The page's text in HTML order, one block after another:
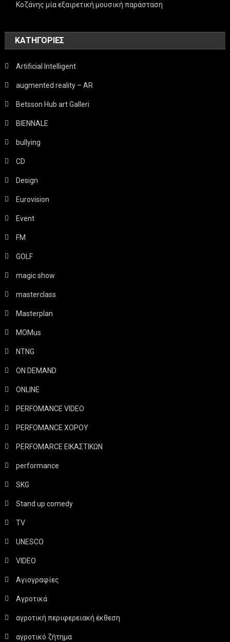
Κοζάνης μία εξαιρετική μουσική παράσταση
KΑΤΗΓΟΡΊΕΣ
Artificial Intelligent
augmented reality – AR
Betsson Hub art Galleri
BIENNALE
bullying
CD
Design
Eurovision
Event
FM
GOLF
magic show
masterclass
Masterplan
MOMus
NTNG
ON DEMAND
ONLINE
PERFOMANCE VIDEO
PERFOMANCE ΧΟΡΟΥ
PERFOMARCE ΕΙΚΑΣΤΙΚΩΝ
performance
SKG
Stand up comedy
TV
UNESCO
VIDEO
Αγιογραφίες
Αγροτικά
αγροτική περιφερειακή έκθεση
αγροτικό ζήτημα